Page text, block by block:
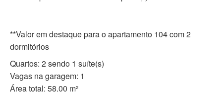
**Valor em destaque para o apartamento 104 com 2
dormitórios
Quartos: 2 sendo 1 suíte(s)
Vagas na garagem: 1
Área total: 58.00 m²